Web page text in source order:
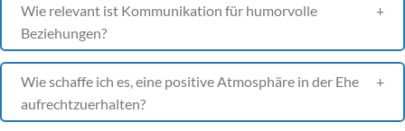
Wie relevant ist Kommunikation für humorvolle
Beziehungen?
Wie schaffe ich es, eine positive Atmosphäre in der Ehe
aufrechtzuerhalten?